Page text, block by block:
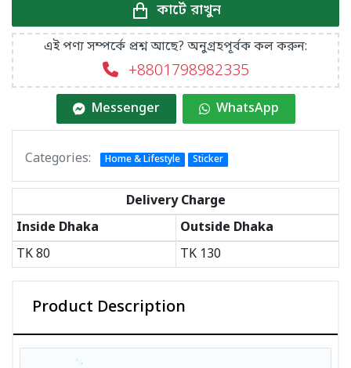
কার্টে রাখুন
এই পণ্য সম্পর্কে প্রশ্ন আছে? অনুগ্রহপূর্বক কল করুন:
+8801798982335
Messenger WhatsApp
Categories: Home & Lifestyle Sticker
Delivery Charge
Inside Dhaka
Outside Dhaka
TK80 TK 130
Product Description